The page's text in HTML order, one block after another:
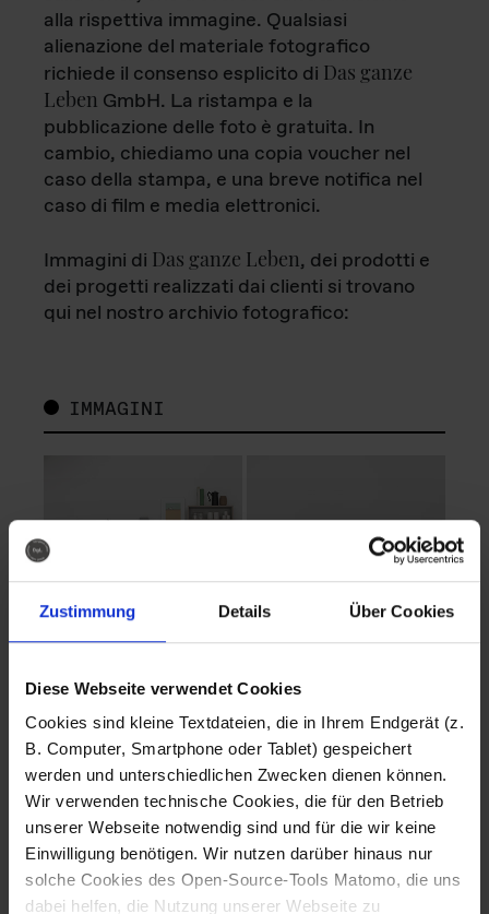
Zustimmung Details Über Cookies
Diese Webseite verwendet Cookies
Cookies sind kleine Textdateien, die in Ihrem Endgerät (z.
B. Computer, Smartphone oder Tablet) gespeichert
werden und unterschiedlichen Zwecken dienen können.
Wir verwenden technische Cookies, die für den Betrieb
unserer Webseite notwendig sind und für die wir keine
Einwilligung benötigen. Wir nutzen darüber hinaus nur
solche Cookies des Open-Source-Tools Matomo, die uns
dabei helfen, die Nutzung unserer Webseite zu
alla rispettiva immagine. Qualsiasi
alienazione del materiale fotografico
richiede il consenso esplicito di Das ganze
Leben GmbH. La ristampa e la
pubblicazione delle foto è gratuita. In
cambio, chiediamo una copia voucher nel
caso della stampa, e una breve notifica nel
caso di film e media elettronici.
Immagini di Das ganze Leben, dei prodotti e
dei progetti realizzati dai clienti si trovano
qui nel nostro archivio fotografico:
IMMAGINI
Fotografo: Lorenz
Sternbach
Download
Fotografo: Lorenz
Sternbach
Download